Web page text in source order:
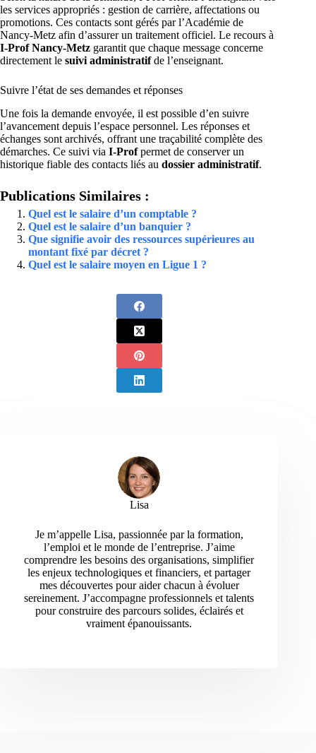
les services appropriés : gestion de carrière, affectations ou
promotions. Ces contacts sont gérés par l’Académie de
Nancy-Metz afin d’assurer un traitement officiel. Le recours à
I-Prof Nancy-Metz garantit que chaque message concerne
directement le suivi administratifde l’enseignant.
Suivre l’état de ses demandes et réponses
Une fois la demande envoyée, il est possible d’en suivre
l’avancement depuis l’espace personnel. Les réponses et
échanges sont archivés, offrant une traçabilité complète des
démarches. Ce suivi via I-Profpermet de conserver un
historique fiable des contacts liés au dossier administratif.
Publications Similaires :
Quel est le salaire d’un comptable ?
Quel est le salaire d’un banquier ?
Que signifie avoir des ressources supérieures au
montant fixé par décret ?
Quel est le salaire moyen en Ligue 1 ?
Lisa
Je m’appelle Lisa, passionnée par la formation,
l’emploi et le monde de l’entreprise. J’aime
comprendre les besoins des organisations, simplifier
les enjeux technologiques et financiers, et partager
mes découvertes pour aider chacun à évoluer
sereinement. J’accompagne professionnels et talents
pour construire des parcours solides, éclairés et
vraiment épanouissants.